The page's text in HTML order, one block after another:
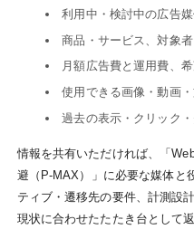
利用中・検討中の広告
商品・サービス、対象
月額広告費と運用費、
使用できる画像・動画
過去の表示・クリック
情報を共有いただければ、「
避（P-MAX）」に必要な媒体と
ティブ・遷移先の要件、計測設
現状に合わせたたたき台として返